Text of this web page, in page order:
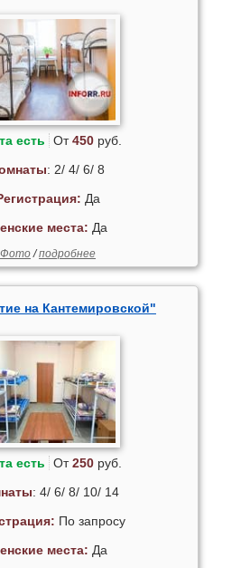
есть От450руб.
: 2/ 4/ 6/ 8
Да
места: Да
Фото/подробнее
на Кантемировской"
есть От250руб.
: 4/ 6/ 8/ 10/ 14
По запросу
места: Да